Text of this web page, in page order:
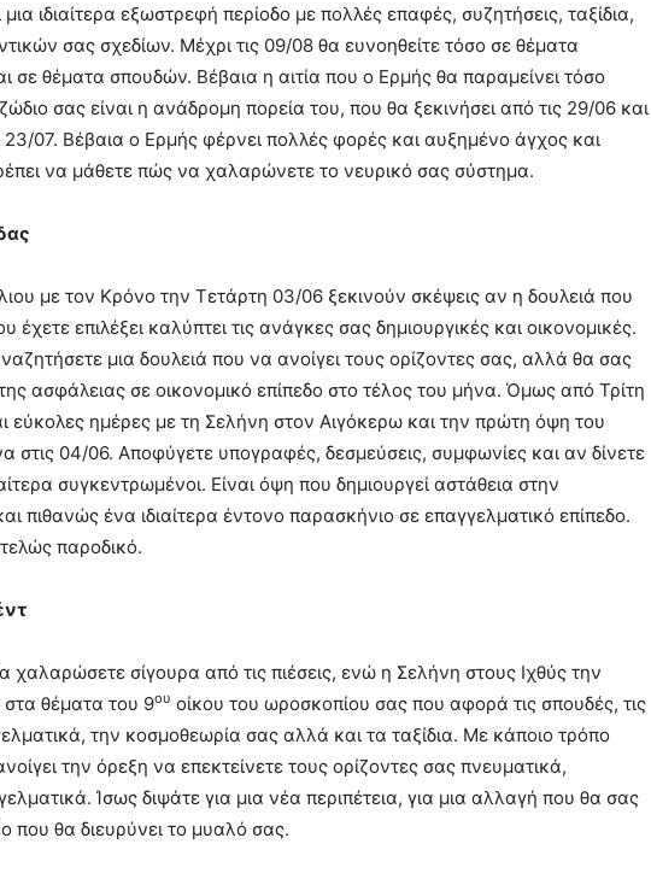
μια ιδιαίτερα εξωστρεφή περίοδο με πολλές επαφές, συζητήσεις, ταξίδια,
σας σχεδίων. Μέχρι τις 09/08 θα ευνοηθείτε τόσο σε θέματα
σε θέματα σπουδών. Βέβαια η αιτία που ο Ερμής θα παραμείνει τόσο
σας είναι η ανάδρομη πορεία του, που θα ξεκινήσει από τις 29/06 και
23/07. Βέβαια ο Ερμής φέρνει πολλές φορές και αυξημένο άγχος και
να μάθετε πώς να χαλαρώνετε το νευρικό σας σύστημα.
με τον Κρόνο την Τετάρτη 03/06 ξεκινούν σκέψεις αν η δουλειά που
έχετε επιλέξει καλύπτει τις ανάγκες σας δημιουργικές και οικονομικές.
μια δουλειά που να ανοίγει τους ορίζοντες σας, αλλά θα σας
της ασφάλειας σε οικονομικό επίπεδο στο τέλος του μήνα. Όμως από Τρίτη
εύκολες ημέρες με τη Σελήνη στον Αιγόκερω και την πρώτη όψη του
στις 04/06. Αποφύγετε υπογραφές, δεσμεύσεις, συμφωνίες και αν δίνετε
συγκεντρωμένοι. Είναι όψη που δημιουργεί αστάθεια στην
πιθανώς ένα ιδιαίτερα έντονο παρασκήνιο σε επαγγελματικό επίπεδο.
παροδικό.
σίγουρα από τις πιέσεις, ενώ η Σελήνη στους Ιχθύς την
στα θέματα του 9ου οίκου του ωροσκοπίου σας που αφορά τις σπουδές, τις
την κοσμοθεωρία σας αλλά και τα ταξίδια. Με κάποιο τρόπο
την όρεξη να επεκτείνετε τους ορίζοντες σας πνευματικά,
Ίσως διψάτε για μια νέα περιπέτεια, για μια αλλαγή που θα σας
που θα διευρύνει το μυαλό σας.